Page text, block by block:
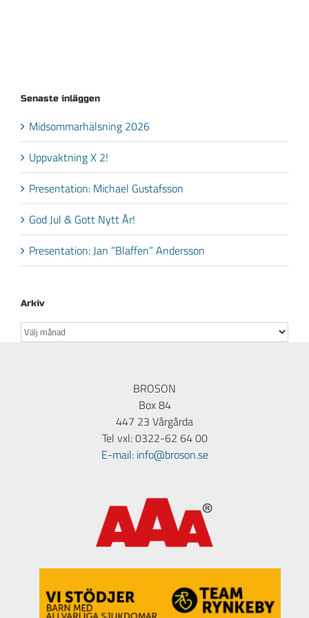
Senaste inläggen
Midsommarhälsning 2026
Uppvaktning X 2!
Presentation: Michael Gustafsson
God Jul & Gott Nytt År!
Presentation: Jan ”Blaffen” Andersson
Arkiv
Arkiv
BROSON
Box 84
447 23 Vårgårda
Tel vxl: 0322-62 64 00
E-mail: info@broson.se